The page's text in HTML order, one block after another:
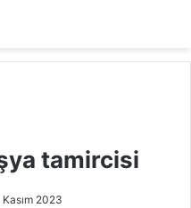
tamircisi
2023